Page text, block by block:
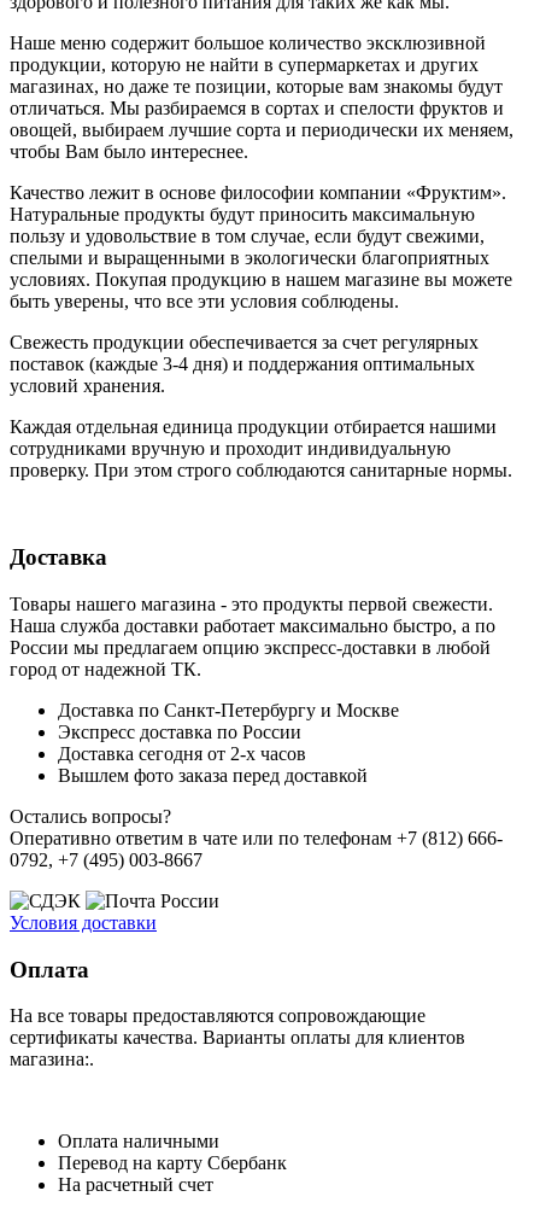
Наше меню содержит большое количество эксклюзивной
продукции, которую не найти в супермаркетах и других
магазинах, но даже те позиции, которые вам знакомы будут
отличаться. Мы разбираемся в сортах и спелости фруктов и
овощей, выбираем лучшие сорта и периодически их меняем,
чтобы Вам было интереснее.
Качество лежит в основе философии компании «Фруктим».
Натуральные продукты будут приносить максимальную
пользу и удовольствие в том случае, если будут свежими,
cпелыми и выращенными в экологически благоприятных
условиях. Покупая продукцию в нашем магазине вы можете
быть уверены, что все эти условия соблюдены.
Свежесть продукции обеспечивается за счет регулярных
поставок (каждые 3-4 дня) и поддержания оптимальных
условий хранения.
Каждая отдельная единица продукции отбирается нашими
сотрудниками вручную и проходит индивидуальную
проверку. При этом строго соблюдаются санитарные нормы.
Доставка
Товары нашего магазина - это продукты первой свежести.
Наша служба доставки работает максимально быстро, а по
России мы предлагаем опцию экспресс-доставки в любой
город от надежной ТК.
Доставка по Санкт-Петербургу и Москве
Экспресс доставка по России
Доставка сегодня от 2-х часов
Вышлем фото заказа перед доставкой
Остались вопросы?
Оперативно ответим в чате или по телефонам +7 (812) 666-
0792, +7 (495) 003-8667
Условия доставки
Оплата
На все товары предоставляются сопровождающие
сертификаты качества. Варианты оплаты для клиентов
магазина:.
Оплата наличными
Перевод на карту Сбербанк
На расчетный счет